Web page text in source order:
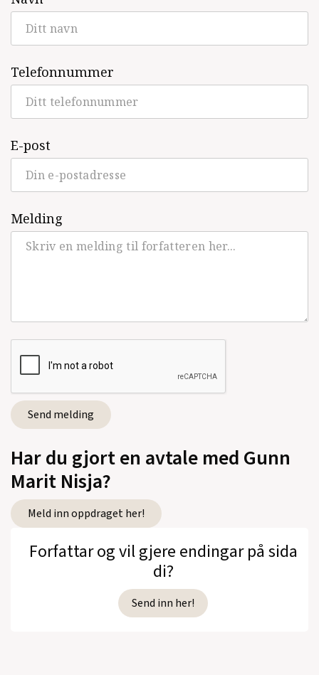
Telefonnummer
E-post
Melding
Har du gjort en avtale med Gunn
Marit Nisja?
Meld inn oppdraget her!
Forfattar og vil gjere endingar på sida
di?
Send inn her!